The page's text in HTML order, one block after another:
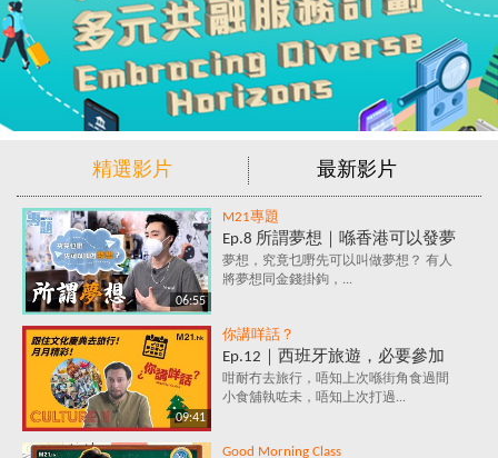
精選影片 最新影片
06:55
M21專題
Ep.8 所謂夢想｜喺香港可以發夢
嗎？夢想究竟係咩？追夢=金錢
+金錢+金錢？
夢想，究竟乜嘢先可以叫做夢想？ 有人
將夢想同金錢掛鉤，...
09:41
你講咩話？
Ep.12｜西班牙旅遊，必要參加
的文化慶典活動✈️ 跟住節日去旅
行～月月精彩！
咁耐冇去旅行，唔知上次喺街角食過間
小食舖執咗未，唔知上次打過...
Good Morning Class